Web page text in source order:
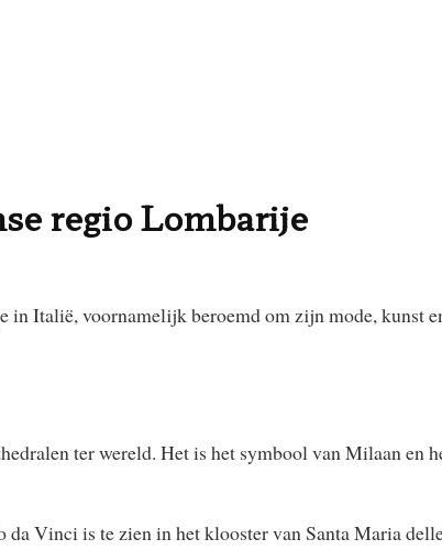
regio Lombarije
in Italië, voornamelijk beroemd om zijn mode, kunst
ter wereld. Het is het symbool van Milaan en
da Vinci is te zien in het klooster van Santa Maria